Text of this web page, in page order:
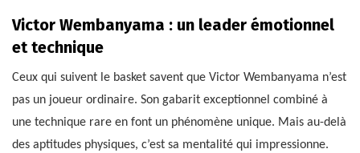
Victor Wembanyama : un leader émotionnel
et technique
Ceux qui suivent le basket savent que Victor Wembanyama n’est
pas un joueur ordinaire. Son gabarit exceptionnel combiné à
une technique rare en font un phénomène unique. Mais au-delà
des aptitudes physiques, c’est sa mentalité qui impressionne.